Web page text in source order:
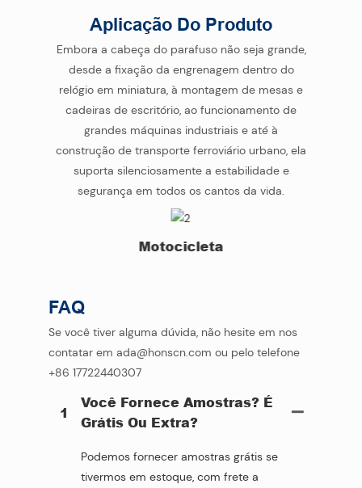
Aplicação Do Produto
Embora a cabeça do parafuso não seja grande,
desde a fixação da engrenagem dentro do
relógio em miniatura, à montagem de mesas e
cadeiras de escritório, ao funcionamento de
grandes máquinas industriais e até à
construção de transporte ferroviário urbano, ela
suporta silenciosamente a estabilidade e
segurança em todos os cantos da vida.
Motocicleta
FAQ
Se você tiver alguma dúvida, não hesite em nos
contatar em ada@honscn.com ou pelo telefone
+86 17722440307
1
Você Fornece Amostras? É
Grátis Ou Extra?
Podemos fornecer amostras grátis se
tivermos em estoque, com frete a